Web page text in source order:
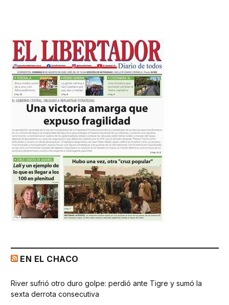
EN EL CHACO
River sufrió otro duro golpe: perdió ante Tigre y sumó la
sexta derrota consecutiva